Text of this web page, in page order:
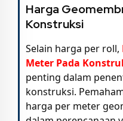
Harga
Konstruksi
Selain harga per roll,
Meter Pada
penting dalam
konstruksi.
harga per meter